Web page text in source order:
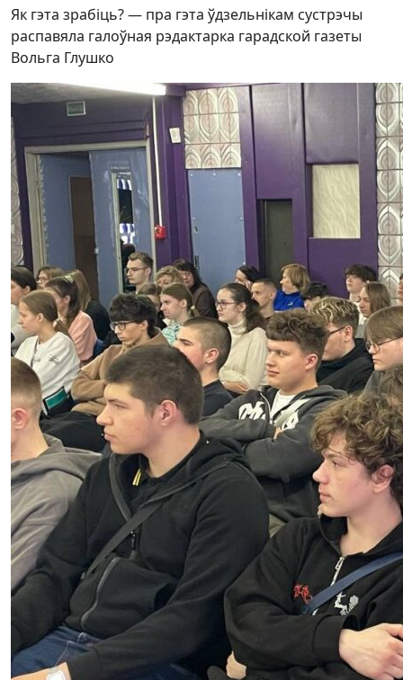
Як гэта зрабіць? — пра гэта ўдзельнікам сустрэчы
распавяла галоўная рэдактарка гарадской газеты
Вольга Глушко